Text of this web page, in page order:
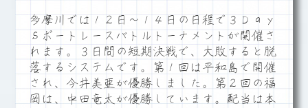
多摩川では１２日～１４日の日程で３Ｄａｙ
ｓボートレースバトルトーナメントが開催さ
れます。３日間の短期決戦で、大敗すると脱
落するシステムです。第１回は平和島で開催
され、今井美亜が優勝しました。第２回の福
岡は、中田竜太が優勝しています。配当は本